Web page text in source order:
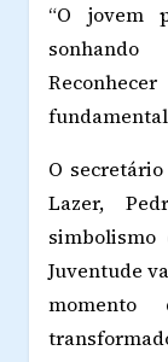
“O jovem
O
Lazer,
Juventude